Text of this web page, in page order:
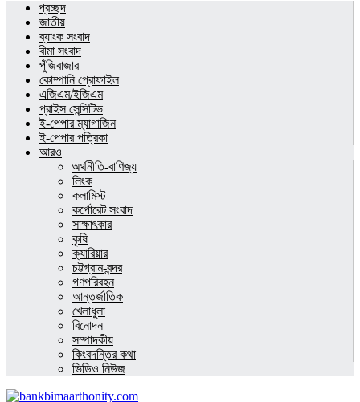
প্রচ্ছদ
জাতীয়
ব্যাংক সংবাদ
বীমা সংবাদ
পুঁজিবাজার
কোম্পানি প্রোফাইল
এজিএম/ইজিএম
প্রাইস সেন্সিটিভ
ই-পেপার ম্যাগাজিন
ই-পেপার পত্রিকা
আরও
অর্থনীতি-বাণিজ্য
লিংক
কলামিস্ট
কর্পোরেট সংবাদ
সাক্ষাৎকার
কৃষি
ক্যারিয়ার
চট্টগ্রাম-বন্দর
গণপরিবহন
আন্তর্জাতিক
খেলাধুলা
বিনোদন
সম্পাদকীয়
কিংবদন্তির কথা
ভিডিও নিউজ